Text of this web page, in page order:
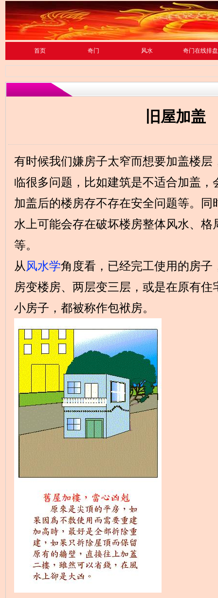
首页 奇门 风水 奇门在线排盘
旧屋加盖
有时候我们嫌房子太窄而想要加盖楼层
临很多问题，比如建筑是不适合加盖，
加盖后的楼房存不存在安全问题等。同
水上可能会存在破坏楼房整体风水、格
等。
从 风水学角度看，已经完工使用的房子
房变楼房、两层变三层，或是在原有
小房子，都被称作包袱房。